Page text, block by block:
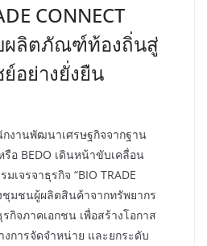
CONNECT
ผลิตภัณฑ์ท้องถิ่นสู่
อย่างยั่งยืน
งานพัฒนาเศรษฐกิจจากฐาน
อ BEDO เดินหน้าขับเคลื่อน
เจรจาธุรกิจ “BIO TRADE
ชุมชนผู้ผลิตสินค้าจากทรัพยากร
กิจภาคเอกชน เพื่อสร้างโอกาส
การจัดจำหน่าย และยกระดับ